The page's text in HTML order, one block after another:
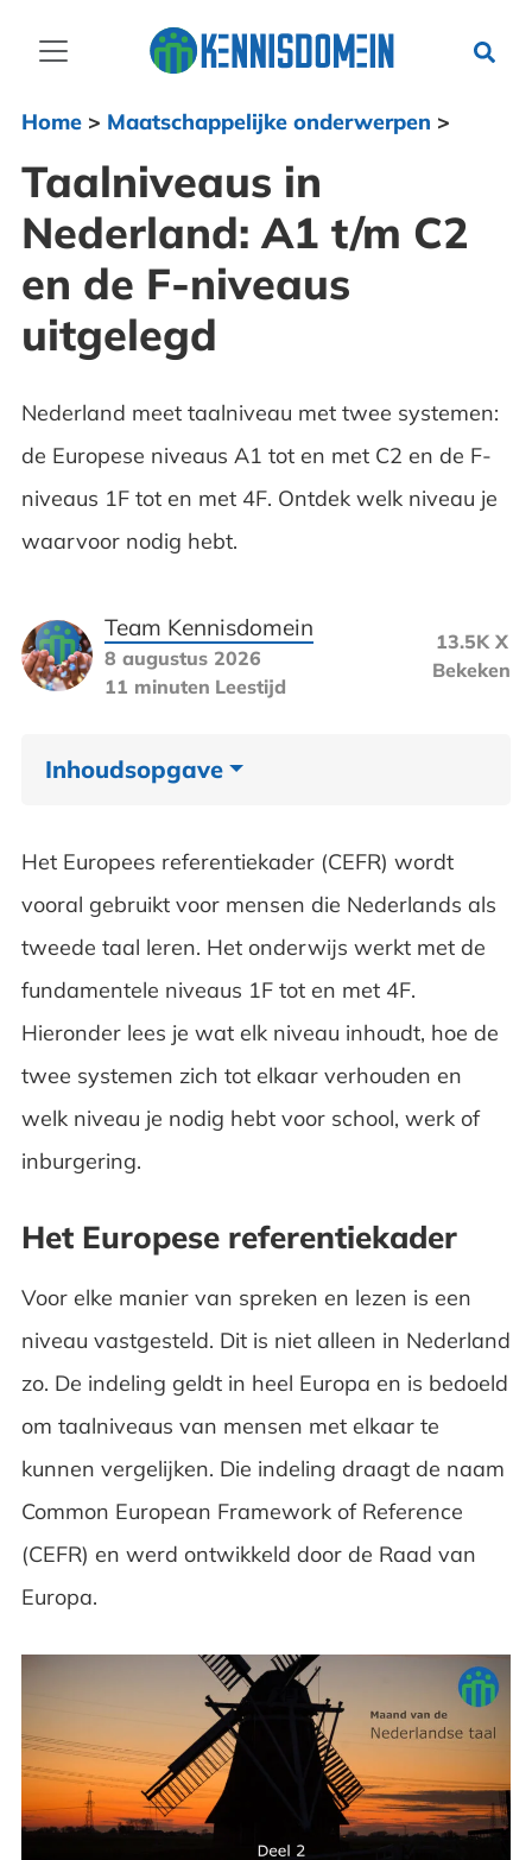
Home> Maatschappelijke onderwerpen >
Taalniveaus in
Nederland: A1 t/m C2
en de F-niveaus
uitgelegd
Nederland meet taalniveau met twee systemen:
de Europese niveaus A1 tot en met C2 en de F-
niveaus 1F tot en met 4F. Ontdek welk niveau je
waarvoor nodig hebt.
Team Kennisdomein
8 augustus 2026
11 minuten Leestijd
13.5K X
Bekeken
Inhoudsopgave
Hoe wordt het taalniveau van iemand
beoordeeld?
Het Nederlandse onderwijs en het
Europees referentiekader
Het Europees referentiekader (CEFR) wordt
vooral gebruikt voor mensen die Nederlands als
tweede taal leren. Het onderwijs werkt met de
fundamentele niveaus 1F tot en met 4F.
Hieronder lees je wat elk niveau inhoudt, hoe de
twee systemen zich tot elkaar verhouden en
welk niveau je nodig hebt voor school, werk of
inburgering.
Het Europese referentiekader
Voor elke manier van spreken en lezen is een
niveau vastgesteld. Dit is niet alleen in Nederland
zo. De indeling geldt in heel Europa en is bedoeld
om taalniveaus van mensen met elkaar te
kunnen vergelijken. Die indeling draagt de naam
Common European Framework of Reference
(CEFR) en werd ontwikkeld door de Raad van
Europa.